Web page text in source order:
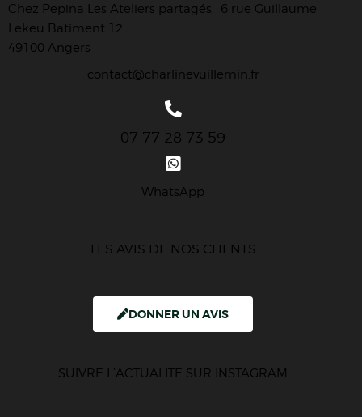
Chez Pepina Les Ateliers partagés, 6 rue Guillaume
Lekeu Batiment 12
49100 Angers
contact@charlinevuillemin.fr
07 77 28 73 59
WhatsApp
LES AVIS DE NOS CLIENTS
DONNER UN AVIS
SUIVRE L’ACTUALITE SUR INSTAGRAM